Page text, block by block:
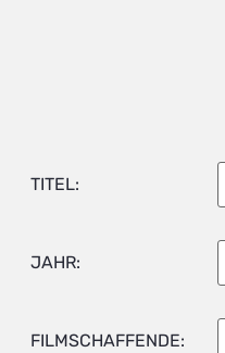
TITEL:
JAHR:
FILMSCHAFFENDE: